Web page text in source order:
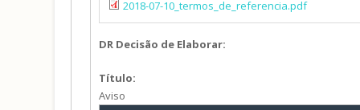
2018-07-10_termos_de_referencia.pdf
DR Decisão de Elaborar:
Título:
Aviso